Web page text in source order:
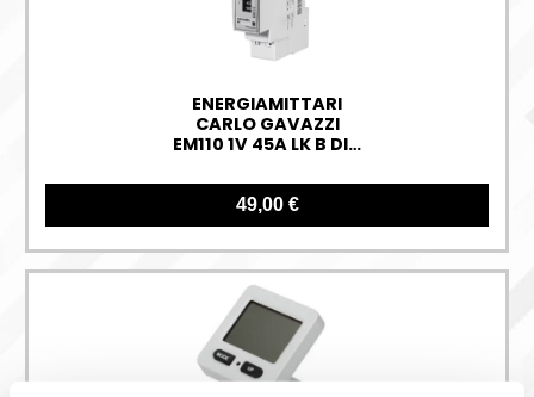
ENERGIAMITTARI
CARLO GAVAZZI
EM110 1V 45A LK B DIN
49,00 €